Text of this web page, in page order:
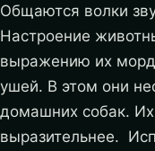
Общаются волки
Настроение
выражению их
ушей. В этом они
домашних собак.
выразительнее.